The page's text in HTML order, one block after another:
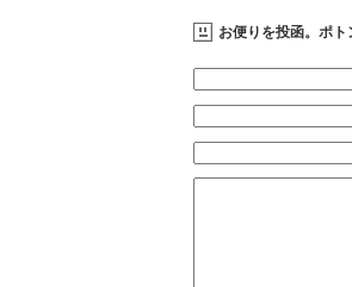
お便りを投函。ポト